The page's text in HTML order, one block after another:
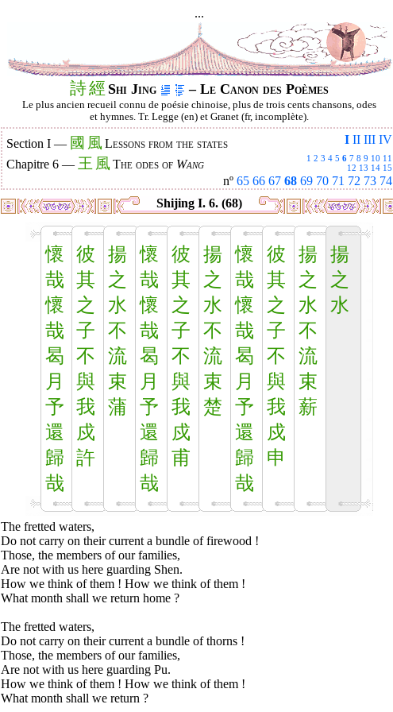
...
詩經 Shi Jing – Le Canon des Poèmes
Le plus ancien recueil connu de poésie chinoise, plus de trois cents chansons, odes
et hymnes. Tr. Legge (en) et Granet (fr, incomplète).
I II III IV
Section I — 國 風 Lessons from the states
1 2 3 4 5 6 7 8 9 10 11
12 13 14 15
Chapitre 6 — 王 風 The odes of Wang
nº 65 66 67 68 69 70 71 72 73 74
Shijing I. 6. (68)
懷
哉
懷
哉
曷
月
予
還
歸
哉
彼
其
之
子
不
與
我
戍
許
揚
之
水
不
流
束
蒲
懷
哉
懷
哉
曷
月
予
還
歸
哉
彼
其
之
子
不
與
我
戍
甫
揚
之
水
不
流
束
楚
懷
哉
懷
哉
曷
月
予
還
歸
哉
彼
其
之
子
不
與
我
戍
申
揚
之
水
不
流
束
薪
揚
之
水
The fretted waters,
Do not carry on their current a bundle of firewood !
Those, the members of our families,
Are not with us here guarding Shen.
How we think of them ! How we think of them !
What month shall we return home ?
The fretted waters,
Do not carry on their current a bundle of thorns !
Those, the members of our families,
Are not with us here guarding Pu.
How we think of them ! How we think of them !
What month shall we return ?